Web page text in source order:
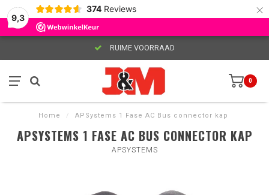
9,3
374 Reviews ×
RUIME VOORRAAD
0
Home / APSystems 1 Fase AC Bus connector kap
APSYSTEMS 1 FASE AC BUS CONNECTOR KAP
APSYSTEMS